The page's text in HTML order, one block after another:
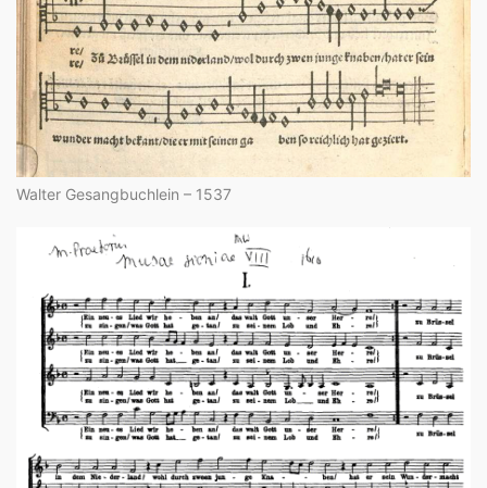
Walter Gesangbuchlein – 1537